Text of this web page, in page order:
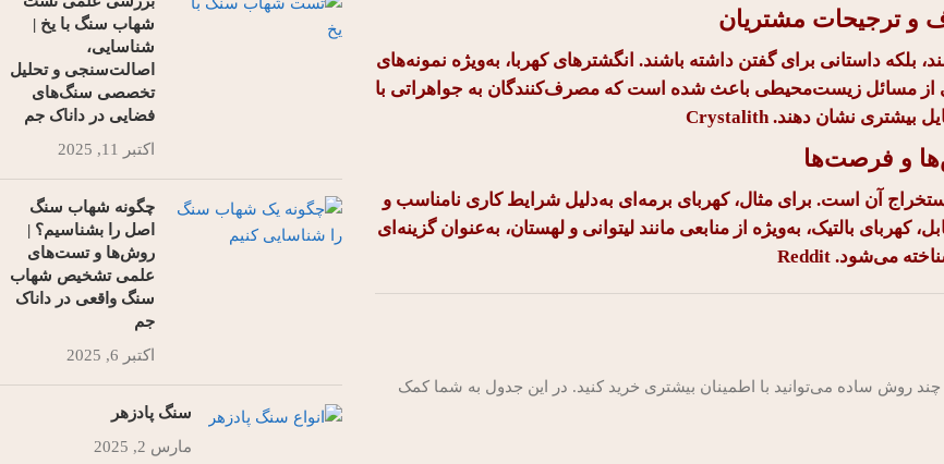
و ترجیحات مشتریان
بلکه داستانی برای گفتن داشته باشند. انگشترهای کهربا، به‌ویژه نمونه‌های
از مسائل زیست‌محیطی باعث شده است که مصرف‌کنندگان به جواهراتی با
بیشتری نشان دهند.Crystalith
و فرصت‌ها
آن است. برای مثال، کهربای برمه‌ای به‌دلیل شرایط کاری نامناسب و
بالتیک، به‌ویژه از منابعی مانند لیتوانی و لهستان، به‌عنوان گزینه‌ای
می‌شود. Reddit
روش ساده می‌توانید با اطمینان بیشتری خرید کنید. در این جدول به شما کمک
شهاب‌ سنگ با یخ |
شناسایی،
اصالت‌سنجی و تحلیل
تخصصی سنگ‌های
فضایی در داناک جم
اکتبر 11, 2025
چگونه شهاب‌ سنگ
اصل را بشناسیم؟ |
روش‌ها و تست‌های
علمی تشخیص شهاب
سنگ واقعی در داناک
جم
اکتبر 6, 2025
سنگ پادزهر
مارس 2, 2025